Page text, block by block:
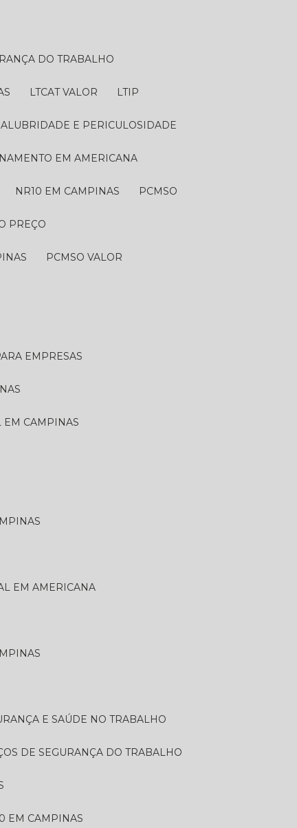
DO TRABALHO
LTCAT VALOR LTIP
E PERICULOSIDADE
EM AMERICANA
NR10 EM CAMPINAS PCMSO
PREÇO
PCMSO VALOR
EMPRESAS
EM CAMPINAS
EM AMERICANA
E SAÚDE NO TRABALHO
DE SEGURANÇA DO TRABALHO
EM CAMPINAS